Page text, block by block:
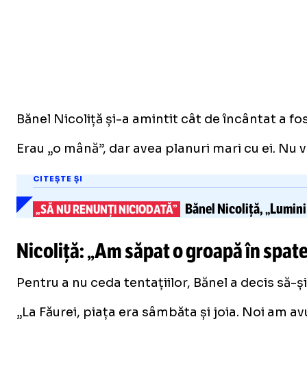
Bănel Nicoliță și-a amintit cât de încântat a
Erau „o mână”, dar avea planuri mari cu ei.
CITEȘTE ȘI
„SĂ NU RENUNȚI NICIODATĂ” Bănel Nicoliță, „Lumini
Nicoliță: „Am săpat o groapă în
Pentru a nu ceda tentațiilor, Bănel a decis
„La Făurei, piața era sâmbăta și joia. Noi am